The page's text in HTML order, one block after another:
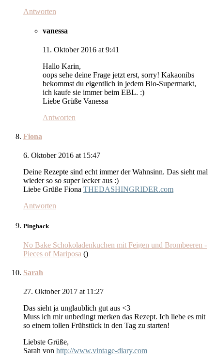
Antworten
vanessa
11. Oktober 2016 at 9:41
Hallo Karin,
oops sehe deine Frage jetzt erst, sorry! Kakaonibs
bekommst du eigentlich in jedem Bio-Supermarkt,
ich kaufe sie immer beim EBL. :)
Liebe Grüße Vanessa
Antworten
Fiona
6. Oktober 2016 at 15:47
Deine Rezepte sind echt immer der Wahnsinn. Das sieht mal
wieder so so super lecker aus :)
Liebe Grüße Fiona THEDASHINGRIDER.com
Antworten
Pingback
No Bake Schokoladenkuchen mit Feigen und Brombeeren -
Pieces of Mariposa ()
Sarah
27. Oktober 2017 at 11:27
Das sieht ja unglaublich gut aus <3
Muss ich mir unbedingt merken das Rezept. Ich liebe es mit
so einem tollen Frühstück in den Tag zu starten!
Liebste Grüße,
Sarah von http://www.vintage-diary.com